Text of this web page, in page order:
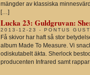
mängder av klassiska
[…]
Lucka 23: Guldgruvan:
2013-12-23 - PONTUS
Få skivor har haft så stor
album Made To Measure. Vi
odiskutabelt äkta. Sherlock
producenten Infrared samt